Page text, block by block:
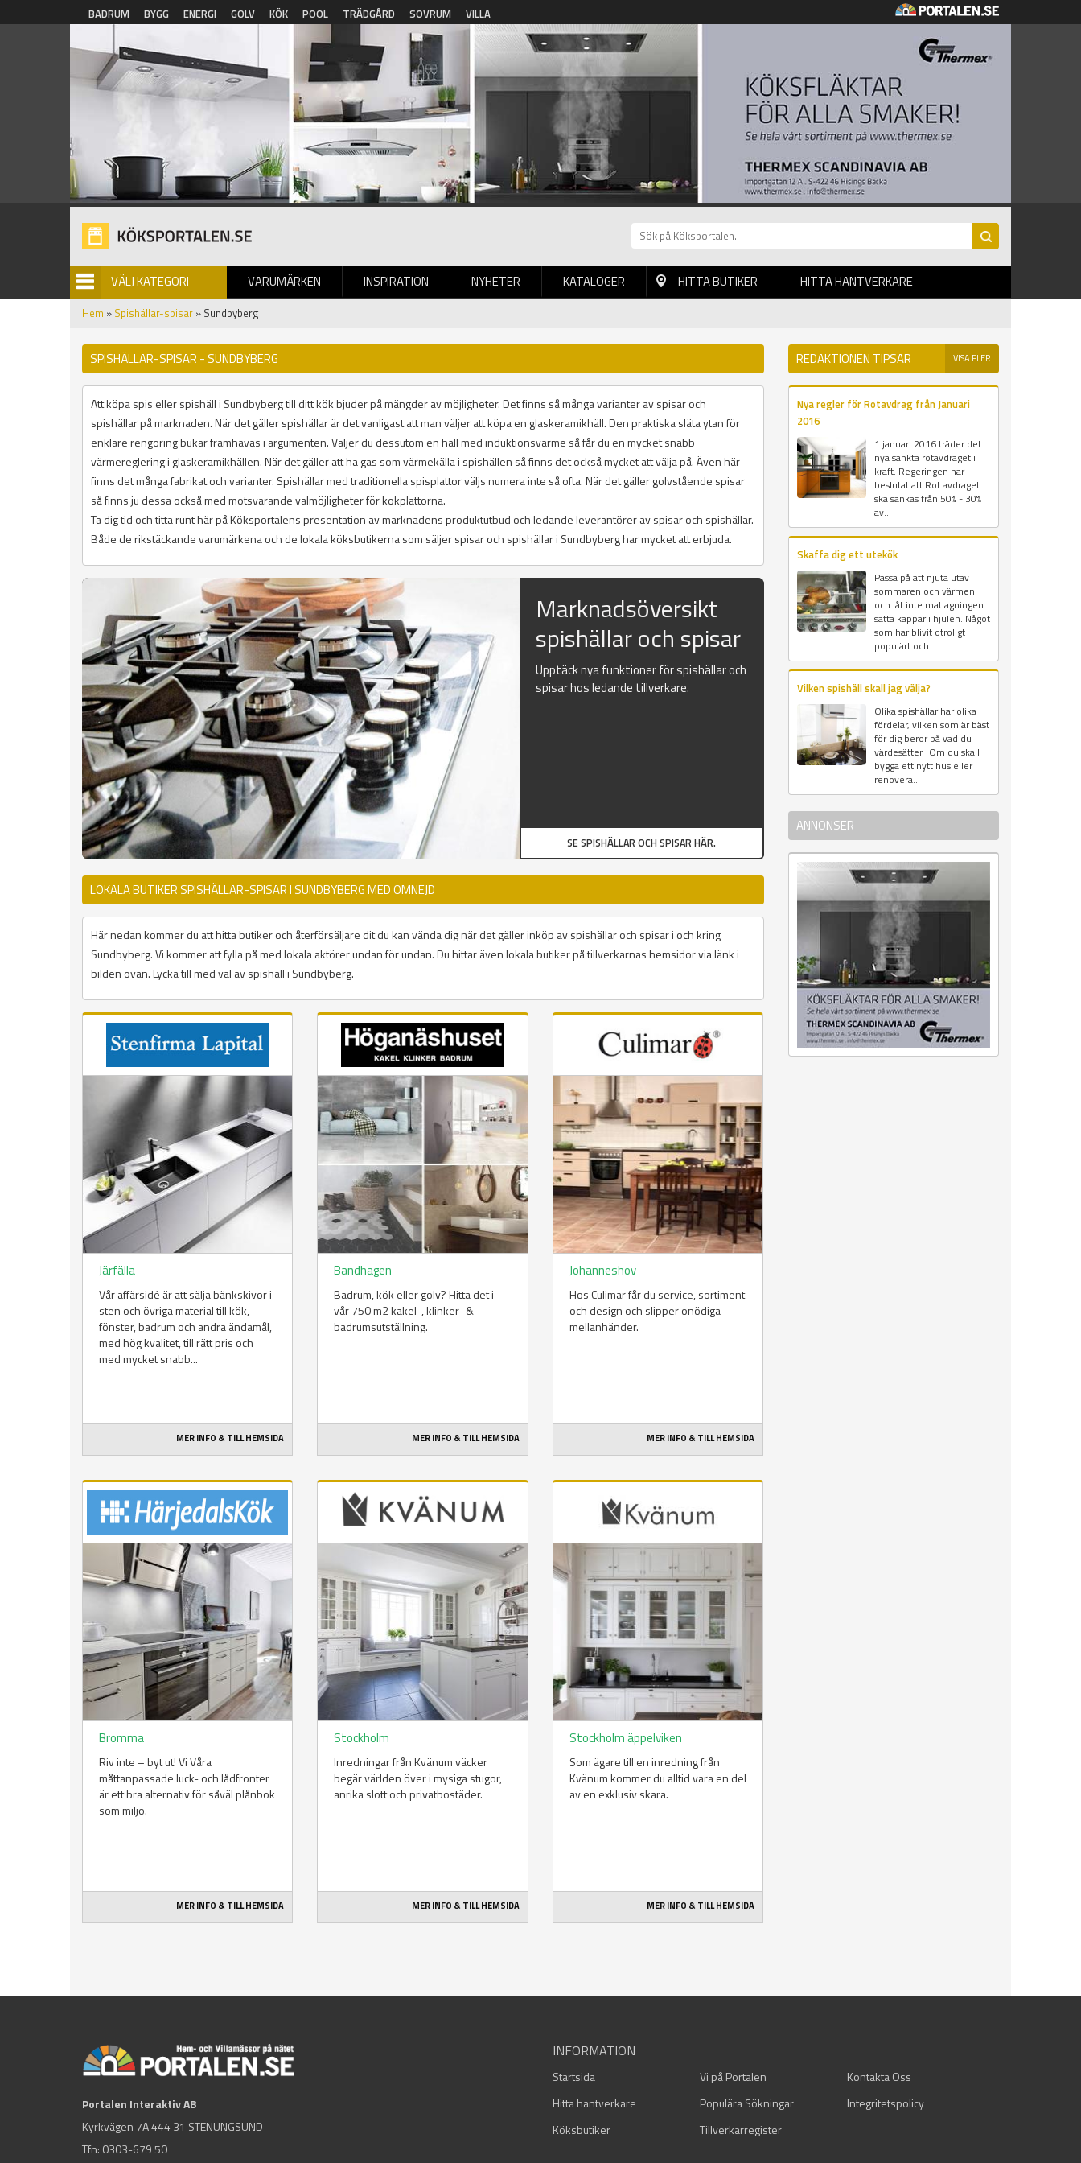
Hoppa till huvudinnehåll
BADRUM BYGG ENERGI GOLV KÖK POOL TRÄDGÅRD SOVRUM VILLA
VÄLJ KATEGORI VARUMÄRKEN INSPIRATION NYHETER
BILDGALLERI KATALOGER HITTA BUTIKER HITTA HANTVERKARE
Hem » Spishällar-spisar » Sundbyberg
SPISHÄLLAR-SPISAR - SUNDBYBERG
Att köpa spis eller spishäll i Sundbyberg till ditt kök bjuder på mängder av möjligheter. Det finns så många varianter av spisar och
spishällar på marknaden. När det gäller spishällar är det vanligast att man väljer att köpa en glaskeramikhäll. Den praktiska släta ytan för
enklare rengöring bukar framhävas i argumenten. Väljer du dessutom en häll med induktionsvärme så får du en mycket snabb
värmereglering i glaskeramikhällen. När det gäller att ha gas som värmekälla i spishällen så finns det också mycket att välja på. Även här
finns det många fabrikat och varianter. Spishällar med traditionella spisplattor väljs numera inte så ofta. När det gäller golvstående spisar
så finns ju dessa också med motsvarande valmöjligheter för kokplattorna.
Ta dig tid och titta runt här på Köksportalens presentation av marknadens produktutbud och ledande leverantörer av spisar och spishällar.
Både de rikstäckande varumärkena och de lokala köksbutikerna som säljer spisar och spishällar i Sundbyberg har mycket att erbjuda.
Marknadsöversikt
spishällar och spisar
Upptäck nya funktioner för spishällar och
spisar hos ledande tillverkare.
SE SPISHÄLLAR OCH SPISAR HÄR.
LOKALA BUTIKER SPISHÄLLAR-SPISAR I SUNDBYBERG MED OMNEJD
Här nedan kommer du att hitta butiker och återförsäljare dit du kan vända dig när det gäller inköp av spishällar och spisar i och kring
Sundbyberg. Vi kommer att fylla på med lokala aktörer undan för undan. Du hittar även lokala butiker på tillverkarnas hemsidor via länk i
bilden ovan. Lycka till med val av spishäll i Sundbyberg.
Järfälla
Vår affärsidé är att sälja bänkskivor i
sten och övriga material till kök,
fönster, badrum och andra ändamål,
med hög kvalitet, till rätt pris och
med mycket snabb...
MER INFO & TILL HEMSIDA
Bandhagen
Badrum, kök eller golv? Hitta det i
vår 750 m2 kakel-, klinker- &
badrumsutställning.
MER INFO & TILL HEMSIDA
Johanneshov
Hos Culimar får du service, sortiment
och design och slipper onödiga
mellanhänder.
MER INFO & TILL HEMSIDA
Bromma
Riv inte – byt ut! Vi Våra
måttanpassade luck- och lådfronter
är ett bra alternativ för såväl plånbok
som miljö.
MER INFO & TILL HEMSIDA
Stockholm
Inredningar från Kvänum väcker
begär världen över i mysiga stugor,
anrika slott och privatbostäder.
MER INFO & TILL HEMSIDA
Stockholm äppelviken
Som ägare till en inredning från
Kvänum kommer du alltid vara en del
av en exklusiv skara.
MER INFO & TILL HEMSIDA
REDAKTIONEN TIPSAR VISA FLER
Nya regler för Rotavdrag från Januari
2016
1 januari 2016 träder det
nya sänkta rotavdraget i
kraft. Regeringen har
beslutat att Rot avdraget
ska sänkas från 50% - 30%
av...
Skaffa dig ett utekök
Passa på att njuta utav
sommaren och värmen
och låt inte matlagningen
sätta käppar i hjulen. Något
som har blivit otroligt
populärt och...
Vilken spishäll skall jag välja?
Olika spishällar har olika
fördelar, vilken som är bäst
för dig beror på vad du
värdesätter. Om du skall
bygga ett nytt hus eller
renovera...
ANNONSER
Portalen Interaktiv AB
Kyrkvägen 7A 444 31 STENUNGSUND
Tfn: 0303-679 50
INFORMATION
Startsida Vi på Portalen
Kontakta Oss
Hitta hantverkare
Populära Sökningar
Integritetspolicy
Köksbutiker
Tillverkarregister